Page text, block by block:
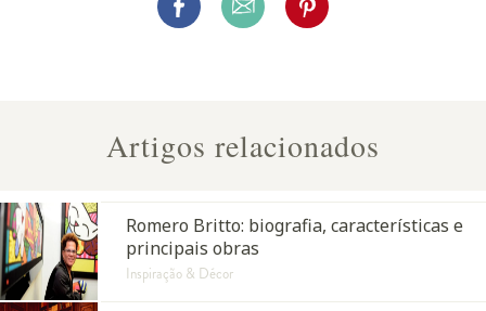
Artigos relacionados
Romero Britto: biografia, características e
principais obras
Inspiração & Décor